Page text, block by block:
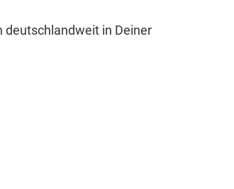
deutschlandweit in Deiner